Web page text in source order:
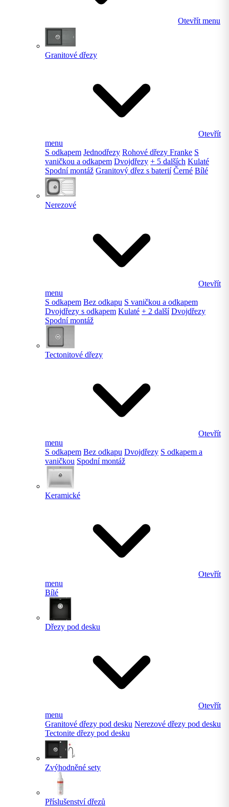
Otevřít menu
Granitové dřezy
Otevřít
menu
S odkapem Jednodřezy Rohové dřezy Franke S
vaničkou a odkapem Dvojdřezy + 5 dalších Kulaté
Spodní montáž Granitový dřez s baterií Černé Bílé
Nerezové
Otevřít
menu
S odkapem Bez odkapu S vaničkou a odkapem
Dvojdřezy s odkapem Kulaté + 2 další Dvojdřezy
Spodní montáž
Tectonitové dřezy
Otevřít
menu
S odkapem Bez odkapu Dvojdřezy S odkapem a
vaničkou Spodní montáž
Keramické
Otevřít
menu
Bílé
Dřezy pod desku
Otevřít
menu
Granitové dřezy pod desku Nerezové dřezy pod desku
Tectonite dřezy pod desku
Zvýhodněné sety
Příslušenství dřezů